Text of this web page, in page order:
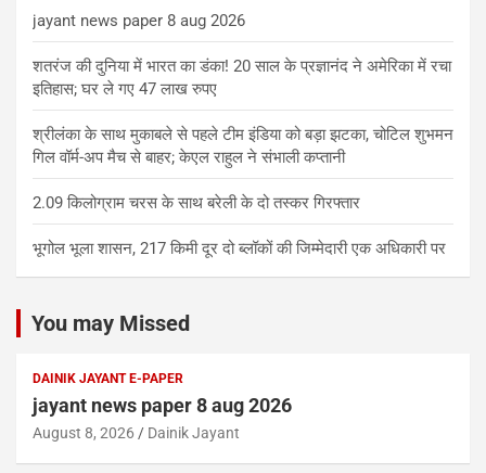
jayant news paper 8 aug 2026
शतरंज की दुनिया में भारत का डंका! 20 साल के प्रज्ञानंद ने अमेरिका में रचा
इतिहास; घर ले गए 47 लाख रुपए
श्रीलंका के साथ मुकाबले से पहले टीम इंडिया को बड़ा झटका, चोटिल शुभमन
गिल वॉर्म-अप मैच से बाहर; केएल राहुल ने संभाली कप्तानी
2.09 किलोग्राम चरस के साथ बरेली के दो तस्कर गिरफ्तार
भूगोल भूला शासन, 217 किमी दूर दो ब्लॉकों की जिम्मेदारी एक अधिकारी पर
You may Missed
DAINIK JAYANT E-PAPER
jayant news paper 8 aug 2026
August 8, 2026 Dainik Jayant